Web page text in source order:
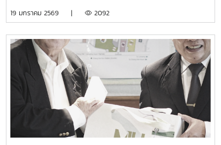
มหาวิทยาลัยชินวัตร พร้อมคณะผู้บริหาร ในโอกาสเยือน
(MOU) ในการส่งเสริมกิจกรรมทางด้านวิชาการ การแลกเปลี่ยน
องค์ความรู้
19 มกราคม 2569 | 2092